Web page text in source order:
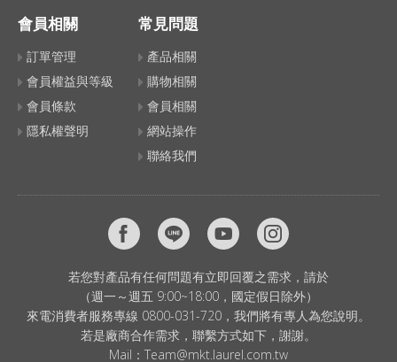
會員相關
訂單管理
會員權益與等級
會員條款
隱私權聲明
常見問題
產品相關
購物相關
會員相關
網站操作
聯絡我們
若您對產品有任何問題有立即回覆之需求，請於
（週一～週五 9:00~18:00，國定假日除外）
來電消費者服務專線 0800-031-720，我們將有專人為您說明。
若是廠商合作需求，聯繫方式如下，謝謝。
Mail： Team@mkt.laurel.com.tw